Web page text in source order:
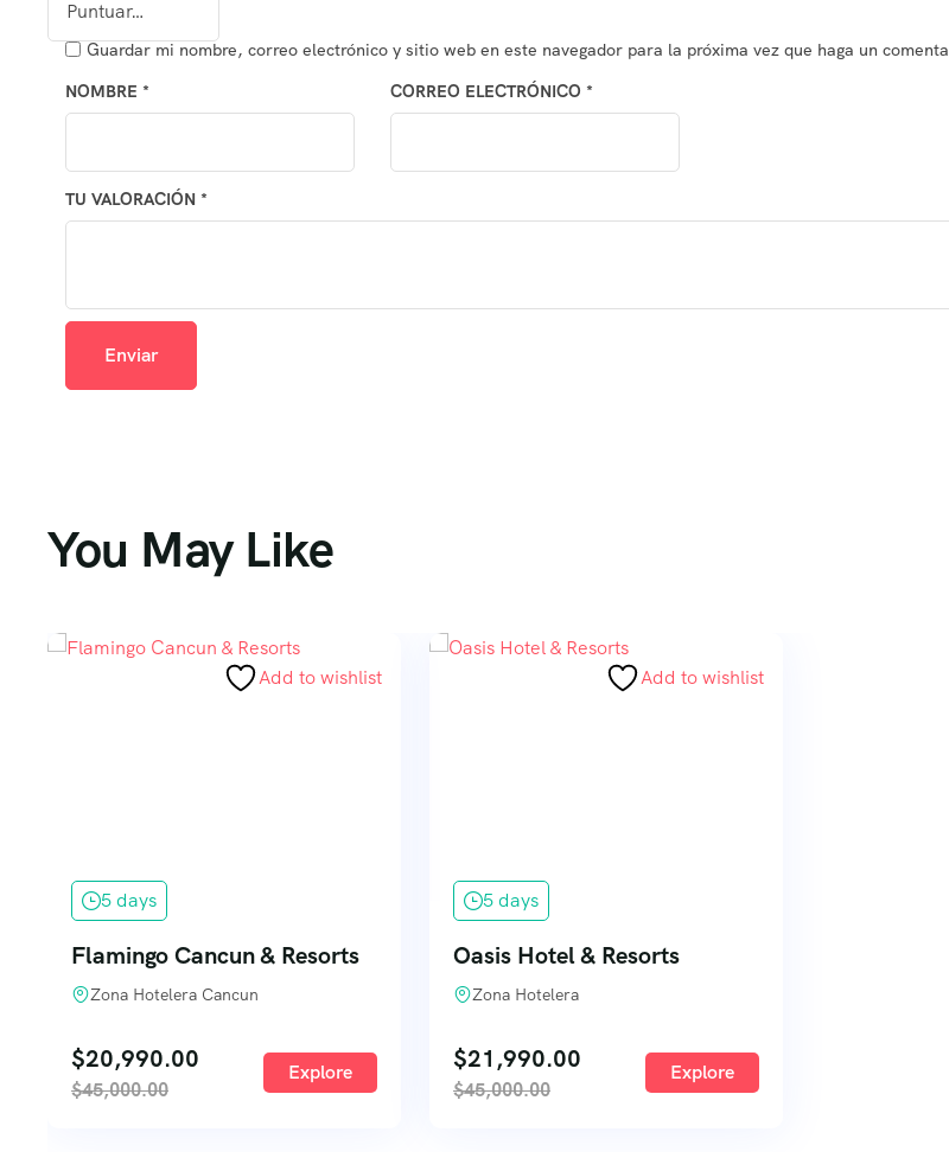
TU VALORACIÓN *
NOMBRE * CORREO ELECTRÓNICO *
Guardar mi nombre, correo electrónico y sitio web en este navegador para la próxima vez que haga un
You May Like
Add to wishlist
5 days
Flamingo Cancun & Resorts
Zona Hotelera Cancun
$20,990.00
$45,000.00
Explore
Add to wishlist
5 days
Oasis Hotel & Resorts
Zona Hotelera
$21,990.00
$45,000.00
Explore